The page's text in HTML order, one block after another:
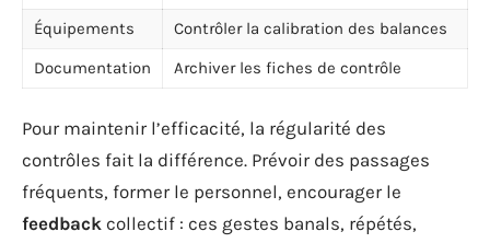
Équipements
Contrôler la calibration des balances
Documentation
Archiver les fiches de contrôle
Pour maintenir l’efficacité, la régularité des
contrôles fait la différence. Prévoir des passages
fréquents, former le personnel, encourager le
feedback collectif : ces gestes banals, répétés,